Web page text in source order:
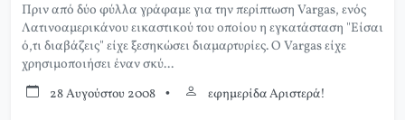
Πριν από δύο φύλλα γράφαμε για την περίπτωση Vargas, ενός
Λατινοαμερικάνου εικαστικού του οποίου η εγκατάσταση "Είσαι
ό,τι διαβάζεις" είχε ξεσηκώσει διαμαρτυρίες. Ο Vargas είχε
χρησιμοποιήσει έναν σκύ...
28 Αυγούστου 2008 • εφημερίδα Αριστερά!